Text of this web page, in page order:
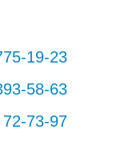
19-23
58-63
72-73-97